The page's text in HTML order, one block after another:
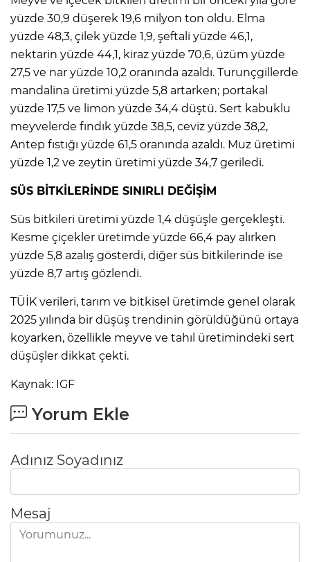
yüzde 30,9 düşerek 19,6 milyon ton oldu. Elma
yüzde 48,3, çilek yüzde 1,9, şeftali yüzde 46,1,
nektarin yüzde 44,1, kiraz yüzde 70,6, üzüm yüzde
27,5 ve nar yüzde 10,2 oranında azaldı. Turunçgillerde
mandalina üretimi yüzde 5,8 artarken; portakal
yüzde 17,5 ve limon yüzde 34,4 düştü. Sert kabuklu
meyvelerde fındık yüzde 38,5, ceviz yüzde 38,2,
Antep fıstığı yüzde 61,5 oranında azaldı. Muz üretimi
yüzde 1,2 ve zeytin üretimi yüzde 34,7 geriledi.
SÜS BİTKİLERİNDE SINIRLI DEĞİŞİM
Süs bitkileri üretimi yüzde 1,4 düşüşle gerçekleşti.
Kesme çiçekler üretimde yüzde 66,4 pay alırken
yüzde 5,8 azalış gösterdi, diğer süs bitkilerinde ise
yüzde 8,7 artış gözlendi.
TÜİK verileri, tarım ve bitkisel üretimde genel olarak
2025 yılında bir düşüş trendinin görüldüğünü ortaya
koyarken, özellikle meyve ve tahıl üretimindeki sert
düşüşler dikkat çekti.
Kaynak: IGF
Yorum Ekle
Adınız Soyadınız
Mesaj